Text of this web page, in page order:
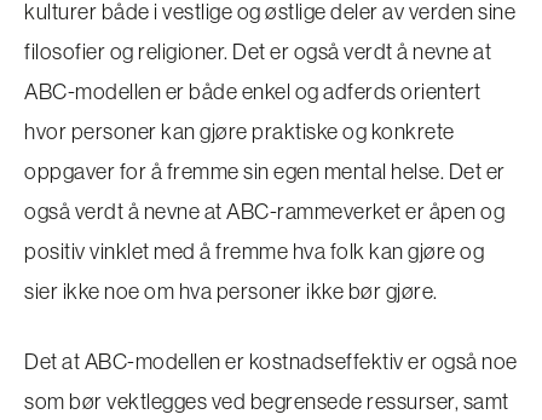
kulturer både i vestlige og østlige deler av verden sine
filosofier og religioner. Det er også verdt å nevne at
ABC-modellen er både enkel og adferds orientert
hvor personer kan gjøre praktiske og konkrete
oppgaver for å fremme sin egen mental helse. Det er
også verdt å nevne at ABC-rammeverket er åpen og
positiv vinklet med å fremme hva folk kan gjøre og
sier ikke noe om hva personer ikke bør gjøre.
Det at ABC-modellen er kostnadseffektiv er også noe
som bør vektlegges ved begrensede ressurser, samt